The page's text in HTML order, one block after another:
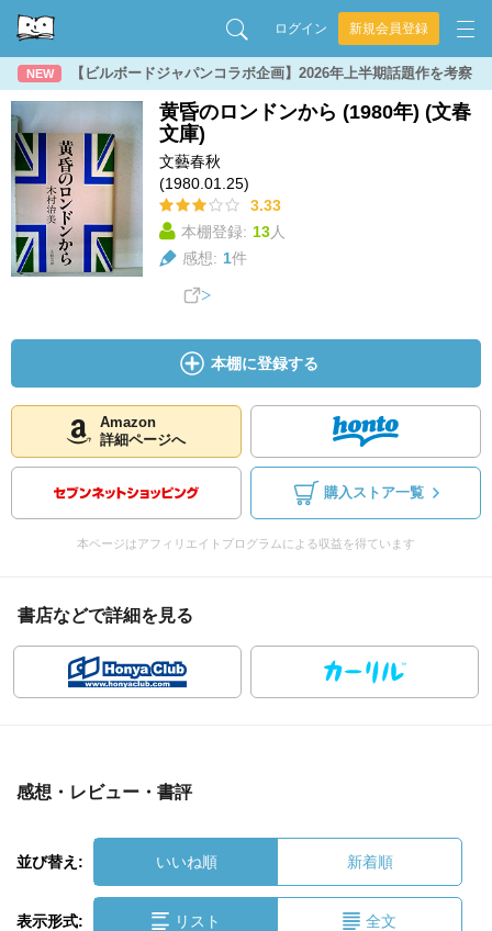
ログイン 新規会員登録
NEW 【ビルボードジャパンコラボ企画】2026年上半期話題作を考察
黄昏のロンドンから (1980年) (文春
文庫)
文藝春秋
(1980.01.25)
3.33
本棚登録: 13人
感想: 1件
本棚に登録する
Amazon
詳細ページへ
購入ストア一覧
本ページはアフィリエイトプログラムによる収益を得ています
書店などで詳細を見る
感想・レビュー・書評
並び替え: いいね順 新着順
表示形式: リスト 全文